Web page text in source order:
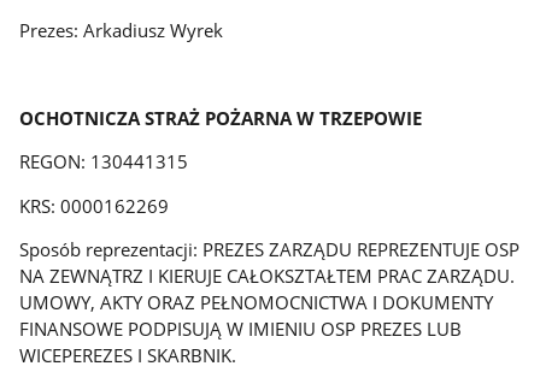
Prezes: Arkadiusz Wyrek
OCHOTNICZA STRAŻ POŻARNA W TRZEPOWIE
REGON: 130441315
KRS: 0000162269
Sposób reprezentacji: PREZES ZARZĄDU REPREZENTUJE OSP
NA ZEWNĄTRZ I KIERUJE CAŁOKSZTAŁTEM PRAC ZARZĄDU.
UMOWY, AKTY ORAZ PEŁNOMOCNICTWA I DOKUMENTY
FINANSOWE PODPISUJĄ W IMIENIU OSP PREZES LUB
WICEPEREZES I SKARBNIK.